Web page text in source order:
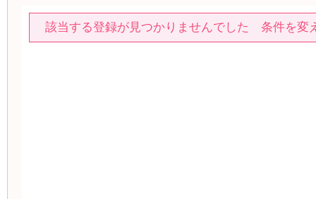
該当する登録が見つかりませんでした 条件を